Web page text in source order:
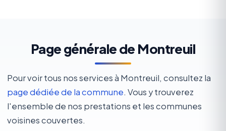
Page générale de Montreuil
Pour voir tous nos services à Montreuil, consultez la
page dédiée de la commune. Vous y trouverez
l'ensemble de nos prestations et les communes
voisines couvertes.